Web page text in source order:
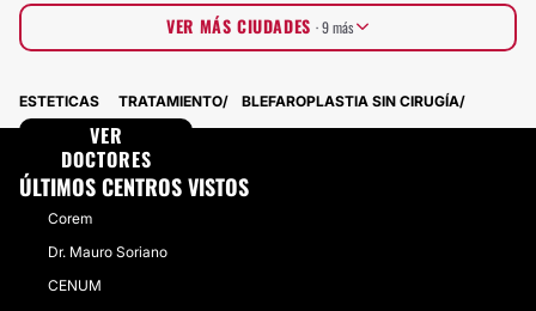
Chaco 7 Doctores · 2 Centros
Santiago del Estero 4 Doctores · 2 Centros
San Juan
Chubut
Entre Ríos
Formosa
Río Negro
VER MÁS CIUDADES· 9 más
VER
DOCTORES
ESTETICAS TRATAMIENTO BLEFAROPLASTIA SIN CIRUGÍA
ÚLTIMOS CENTROS VISTOS
Corem
Dr. Mauro Soriano
CENUM